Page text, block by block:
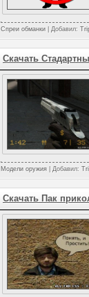
Спреи обманки | Добавил:
Скачать
Модели оружия | Добавил:
Скачать Пак